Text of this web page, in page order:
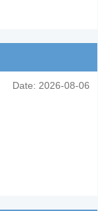
Date: 2026-08-06